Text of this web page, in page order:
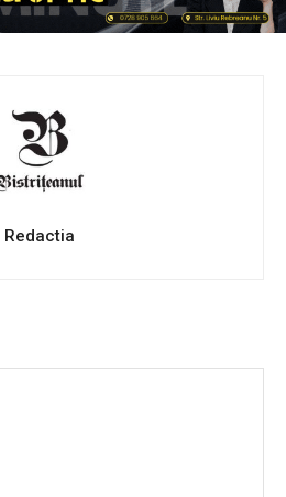
Redactia